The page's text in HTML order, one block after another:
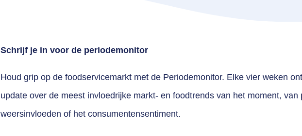
Schrijf je in voor de periodemonitor
Houd grip op de foodservicemarkt met de Periodemonitor. Elke vier weken
update over de meest invloedrijke markt- en foodtrends van het moment, van
weersinvloeden of het consumentensentiment.